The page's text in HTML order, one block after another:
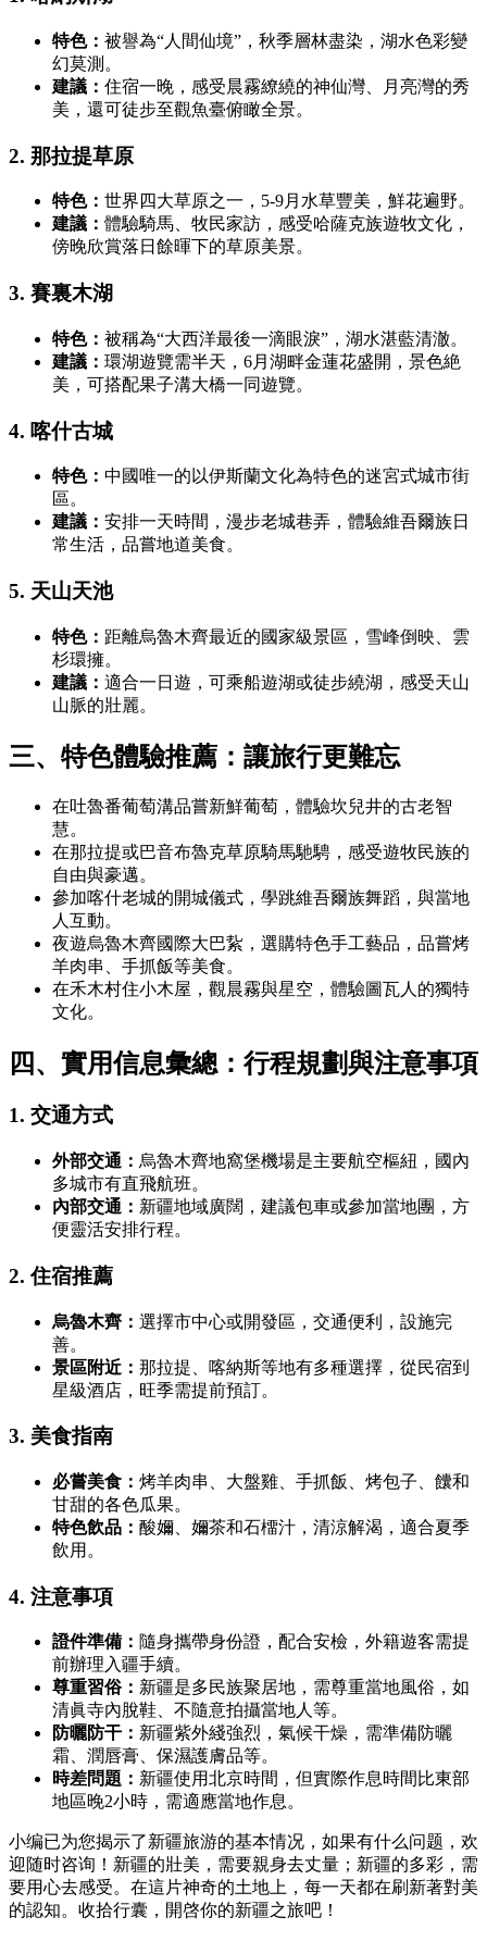
特色： 被譽為“人間仙境”，秋季層林盡染，湖水色彩變
幻莫測。
建議： 住宿一晚，感受晨霧繚繞的神仙灣、月亮灣的秀
美，還可徒步至觀魚臺俯瞰全景。
2. 那拉提草原
特色： 世界四大草原之一，5-9月水草豐美，鮮花遍野。
建議： 體驗騎馬、牧民家訪，感受哈薩克族遊牧文化，
傍晚欣賞落日餘暉下的草原美景。
3. 賽裏木湖
特色： 被稱為“大西洋最後一滴眼淚”，湖水湛藍清澈。
建議： 環湖遊覽需半天，6月湖畔金蓮花盛開，景色絶
美，可搭配果子溝大橋一同遊覽。
4. 喀什古城
特色： 中國唯一的以伊斯蘭文化為特色的迷宮式城市街
區。
建議： 安排一天時間，漫步老城巷弄，體驗維吾爾族日
常生活，品嘗地道美食。
5. 天山天池
特色： 距離烏魯木齊最近的國家級景區，雪峰倒映、雲
杉環擁。
建議： 適合一日遊，可乘船遊湖或徒步繞湖，感受天山
山脈的壯麗。
三、特色體驗推薦：讓旅行更難忘
在吐魯番葡萄溝品嘗新鮮葡萄，體驗坎兒井的古老智
慧。
在那拉提或巴音布魯克草原騎馬馳騁，感受遊牧民族的
自由與豪邁。
參加喀什老城的開城儀式，學跳維吾爾族舞蹈，與當地
人互動。
夜遊烏魯木齊國際大巴紥，選購特色手工藝品，品嘗烤
羊肉串、手抓飯等美食。
在禾木村住小木屋，觀晨霧與星空，體驗圖瓦人的獨特
文化。
四、實用信息彙總：行程規劃與注意事項
1. 交通方式
外部交通： 烏魯木齊地窩堡機場是主要航空樞紐，國內
多城市有直飛航班。
內部交通： 新疆地域廣闊，建議包車或參加當地團，方
便靈活安排行程。
2. 住宿推薦
烏魯木齊： 選擇市中心或開發區，交通便利，設施完
善。
景區附近： 那拉提、喀納斯等地有多種選擇，從民宿到
星級酒店，旺季需提前預訂。
3. 美食指南
必嘗美食： 烤羊肉串、大盤雞、手抓飯、烤包子、饢和
甘甜的各色瓜果。
特色飲品： 酸嬭、嬭茶和石橊汁，清涼解渴，適合夏季
飲用。
4. 注意事項
證件準備： 隨身攜帶身份證，配合安檢，外籍遊客需提
前辦理入疆手續。
尊重習俗： 新疆是多民族聚居地，需尊重當地風俗，如
清眞寺內脫鞋、不隨意拍攝當地人等。
防曬防干： 新疆紫外綫強烈，氣候干燥，需準備防曬
霜、潤唇膏、保濕護膚品等。
時差問題： 新疆使用北京時間，但實際作息時間比東部
地區晚2小時，需適應當地作息。
小编已为您揭示了新疆旅游的基本情况，如果有什么问题，欢
迎随时咨询！新疆的壯美，需要親身去丈量；新疆的多彩，需
要用心去感受。在這片神奇的土地上，每一天都在刷新著對美
的認知。收拾行囊，開啓你的新疆之旅吧！